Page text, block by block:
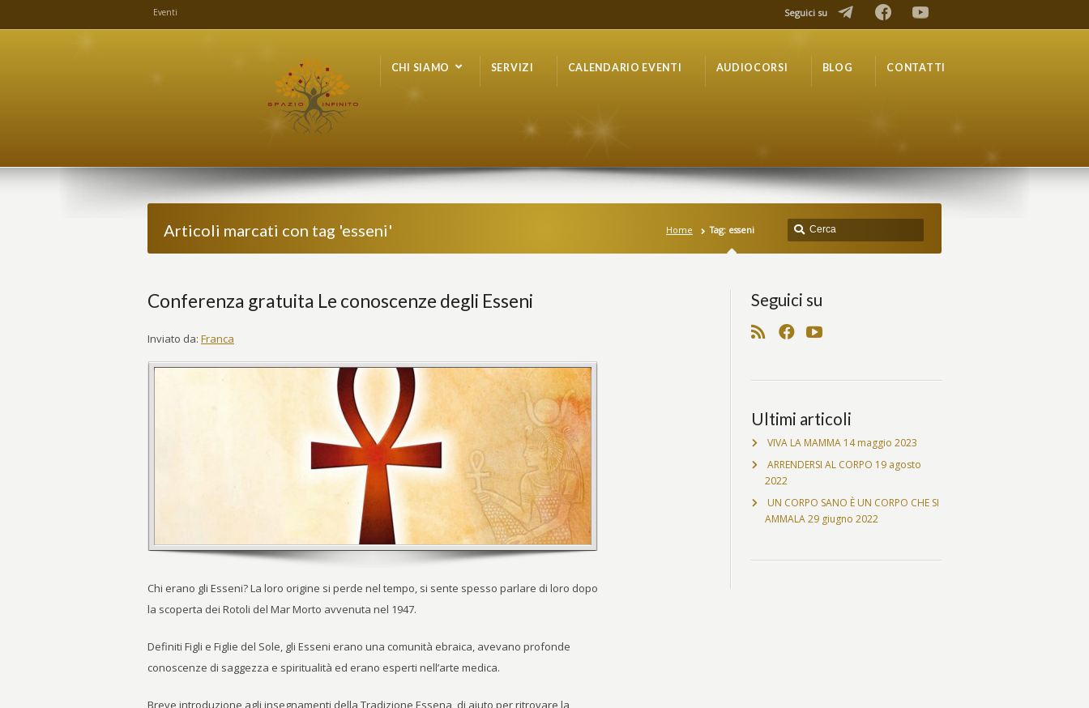
Eventi Seguici su
CHI SIAMO SERVIZI CALENDARIO EVENTI AUDIOCORSI BLOG CONTATTI
Articoli marcati con tag 'esseni' Home Tag: esseni
Conferenza gratuita Le conoscenze degli Esseni
Inviato da: Franca
Chi erano gli Esseni? La loro origine si perde nel tempo, si sente spesso parlare di loro dopo
la scoperta dei Rotoli del Mar Morto avvenuta nel 1947.
Definiti Figli e Figlie del Sole, gli Esseni erano una comunità ebraica, avevano profonde
conoscenze di saggezza e spiritualità ed erano esperti nell’arte medica.
Breve introduzione agli insegnamenti della Tradizione Essena, di aiuto per ritrovare la
Seguici su
Ultimi articoli
VIVA LA MAMMA 14 maggio 2023
ARRENDERSI AL CORPO 19 agosto
2022
UN CORPO SANO È UN CORPO CHE SI
AMMALA29 giugno 2022